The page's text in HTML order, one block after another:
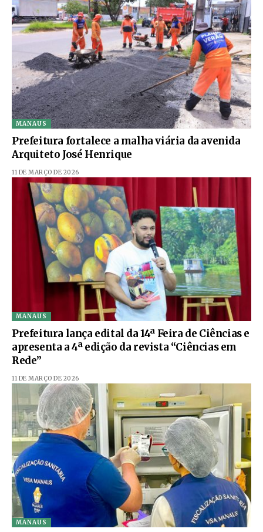
MANAUS
Prefeitura fortalece a malha viária da avenida
Arquiteto José Henrique
11 DE MARÇO DE 2026
MANAUS
Prefeitura lança edital da 14ª Feira de Ciências e
apresenta a 4ª edição da revista “Ciências em
Rede”
11 DE MARÇO DE 2026
MANAUS